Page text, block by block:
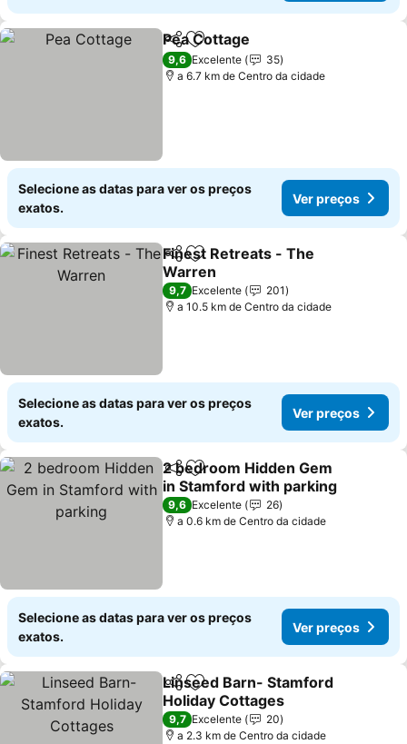
PartilharAdicionar aos favoritos
Pea Cottage
9,6 Excelente
35
a 6.7 km de Centro da cidade
Selecione as datas para ver os preços
exatos.
Ver preços
PartilharAdicionar aos favoritos
Finest Retreats - The
Warren
Ver preços
9,7 Excelente
201
a 10.5 km de Centro da cidade
Selecione as datas para ver os preços
exatos.
Ver preços
PartilharAdicionar aos favoritos
2 bedroom Hidden Gem
in Stamford with parking
Ver preços
9,6 Excelente
26
a 0.6 km de Centro da cidade
Selecione as datas para ver os preços
exatos.
Ver preços
PartilharAdicionar aos favoritos
Linseed Barn- Stamford
Holiday Cottages
Ver preços
9,7 Excelente
20
a 2.3 km de Centro da cidade